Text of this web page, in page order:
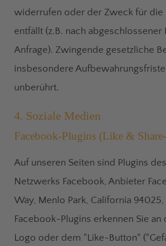
widerrufen oder der Zweck für die
entfällt (z.B. nach
Anfrage). Zwingende gesetzliche
insbesondere
unberührt.
4. Soziale Medien
Facebook-Plugins (Like &
Auf unseren Seiten sind Plugins
Netzwerks Facebook, Anbieter
Way, Menlo Park, California
Facebook-Plugins erkennen Sie
Logo oder dem "Like-Button"